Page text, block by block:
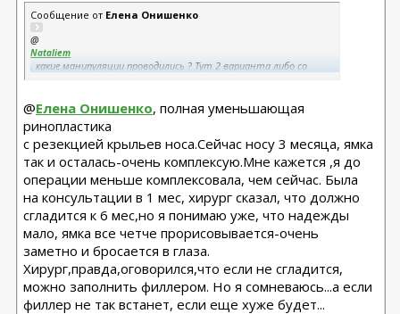
Сообщение от Елена Онишенко
@
Nataliem
, какие манипуляции проводились ? Тут 2 варианта либо со
@Елена Онишенко, полная уменьшающая
ринопластика
с резекцией крыльев носа.Сейчас носу 3 месяца, ямка
так и осталась-очень комплексую.Мне кажется ,я до
операции меньше комплексовала, чем сейчас. Была
на консультации в 1 мес, хирург сказал, что должно
сгладится к 6 мес,но я понимаю уже, что надежды
мало, ямка все четче прорисовывается-очень
заметно и бросается в глаза.
Хирург,правда,оговорился,что если не сгладится,
можно заполнить филлером. Но я сомневаюсь...а если
филлер не так встанет, если еще хуже будет...